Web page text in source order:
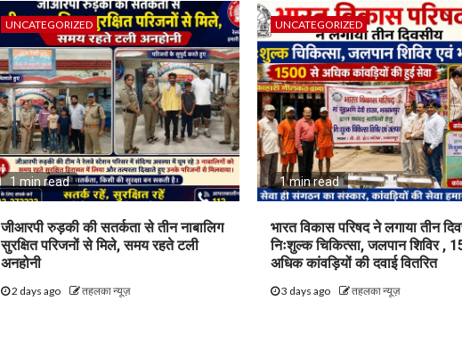
UNCATEGORIZED
1 min read
जीआरपी रुड़की की सतर्कता से तीन नाबालिग
सुरक्षित परिजनों से मिले, समय रहते टली
अनहोनी
2 days ago तहलका न्यूज़
UNCATEGORIZED
1 min read
भारत विकास परिषद ने लगाया तीन
निःशुल्क चिकित्सा, जलपान शिविर ,
अधिक कांवड़ियों की दवाई वितरित
3 days ago तहलका न्यूज़